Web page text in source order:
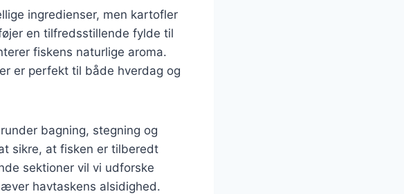
ingredienser, men kartofler
en tilfredsstillende fylde til
fiskens naturlige aroma.
er perfekt til både hverdag og
bagning, stegning og
sikre, at fisken er tilberedt
sektioner vil vi udforske
havtaskens alsidighed.